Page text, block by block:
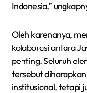
Indonesia,”
Oleh karenanya,
kolaborasi antara
penting. Seluruh
tersebut
institusional, tetapi